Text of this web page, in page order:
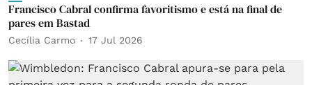
Francisco Cabral confirma favoritismo e está na final de
pares em Bastad
Cecília Carmo 17 Jul 2026